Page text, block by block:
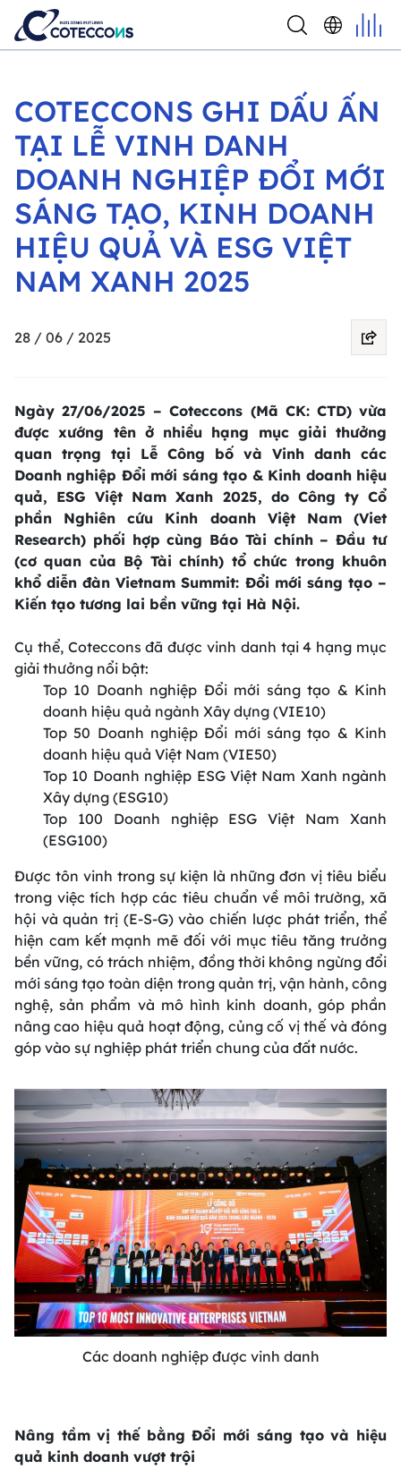
COTECCONS GHI DẤU ẤN
TẠI LỄ VINH DANH
DOANH NGHIỆP ĐỔI MỚI
SÁNG TẠO, KINH DOANH
HIỆU QUẢ VÀ ESG VIỆT
NAM XANH 2025
28 / 06 / 2025
Ngày 27/06/2025 – Coteccons (Mã CK: CTD) vừa
được xướng tên ở nhiều hạng mục giải thưởng
quan trọng tại Lễ Công bố và Vinh danh các
Doanh nghiệp Đổi mới sáng tạo & Kinh doanh hiệu
quả, ESG Việt Nam Xanh 2025, do Công ty Cổ
phần Nghiên cứu Kinh doanh Việt Nam (Viet
Research) phối hợp cùng Báo Tài chính – Đầu tư
(cơ quan của Bộ Tài chính) tổ chức trong khuôn
khổ diễn đàn Vietnam Summit: Đổi mới sáng tạo –
Kiến tạo tương lai bền vững tại Hà Nội.
Cụ thể, Coteccons đã được vinh danh tại 4 hạng mục
giải thưởng nổi bật:
Top 10 Doanh nghiệp Đổi mới sáng tạo & Kinh
doanh hiệu quả ngành Xây dựng (VIE10)
Top 50 Doanh nghiệp Đổi mới sáng tạo & Kinh
doanh hiệu quả Việt Nam (VIE50)
Top 10 Doanh nghiệp ESG Việt Nam Xanh ngành
Xây dựng (ESG10)
Top 100 Doanh nghiệp ESG Việt Nam Xanh
(ESG100)
Được tôn vinh trong sự kiện là những đơn vị tiêu biểu
trong việc tích hợp các tiêu chuẩn về môi trường, xã
hội và quản trị (E-S-G) vào chiến lược phát triển, thể
hiện cam kết mạnh mẽ đối với mục tiêu tăng trưởng
bền vững, có trách nhiệm, đồng thời không ngừng đổi
mới sáng tạo toàn diện trong quản trị, vận hành, công
nghệ, sản phẩm và mô hình kinh doanh, góp phần
nâng cao hiệu quả hoạt động, củng cố vị thế và đóng
góp vào sự nghiệp phát triển chung của đất nước.
Các doanh nghiệp được vinh danh
Nâng tầm vị thế bằng Đổi mới sáng tạo và hiệu
quả kinh doanh vượt trội